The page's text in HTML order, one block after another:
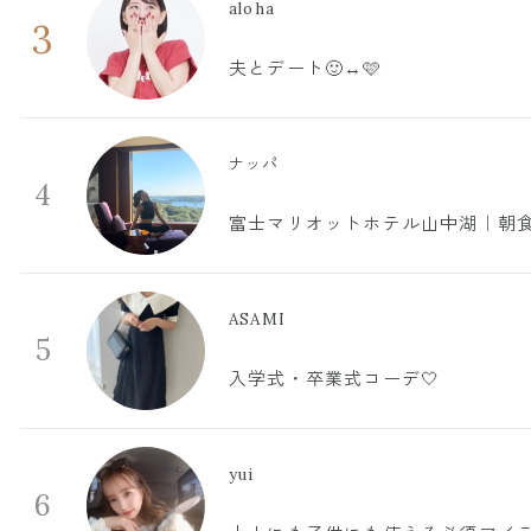
3
aloha
夫とデート🙂‍↔️🩷
4
ナッパ
富士マリオットホテル山中湖｜朝
5
ASAMI
入学式・卒業式コーデ🤍
6
yui